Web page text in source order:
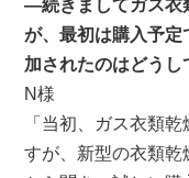
―続きましてガス衣
が、最初は購入予定
加されたのはどうし
N様
「当初、ガス衣類
すが、新型の衣類乾